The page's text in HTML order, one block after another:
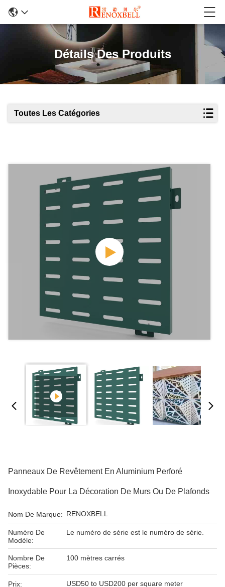
Détails Des Produits
Toutes Les Catégories
Panneaux De Revêtement En Aluminium Perforé
Inoxydable Pour La Décoration De Murs Ou De Plafonds
Nom De Marque: RENOXBELL
Numéro De
Modèle:
Le numéro de série est le numéro de série.
Nombre De
Pièces:
100 mètres carrés
Prix: USD50 to USD200 per square meter